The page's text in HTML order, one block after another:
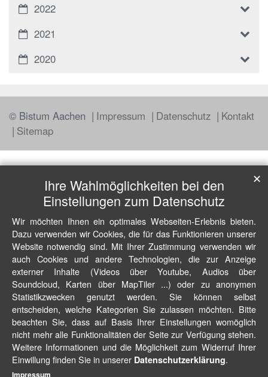
2022
2021
2020
© Bistum Aachen Impressum Datenschutz
Kontakt
Sitemap
Ihre Wahlmöglichkeiten bei den
Einstellungen zum Datenschutz
Wir möchten Ihnen ein optimales Webseiten-Erlebnis bieten.
Dazu verwenden wir Cookies, die für das Funktionieren unserer
Website notwendig sind. Mit Ihrer Zustimmung verwenden wir
auch Cookies und andere Technologien, die zur Anzeige
externer Inhalte (Videos über Youtube, Audios über
Soundcloud, Karten über MapTiler ...) oder zu anonymen
Statistikzwecken genutzt werden. Sie können selbst
entscheiden, welche Kategorien Sie zulassen möchten. Bitte
beachten Sie, dass auf Basis Ihrer Einstellungen womöglich
nicht mehr alle Funktionalitäten der Seite zur Verfügung stehen.
Weitere Informationen und die Möglichkeit zum Widerruf Ihrer
Einwillung finden Sie in unserer Datenschutzerklärung.
✕
Impressum